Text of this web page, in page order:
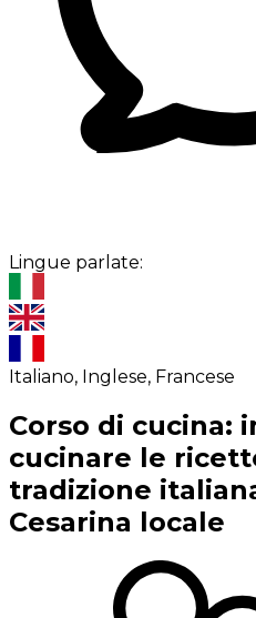
Lingue parlate:
Italiano, Inglese, Francese
Corso di cucina:
cucinare le
tradizione
Cesarina locale